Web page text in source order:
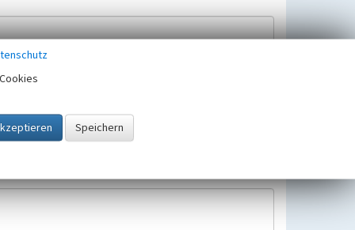
gespeichert und verwendet.
gültigen Europäischen